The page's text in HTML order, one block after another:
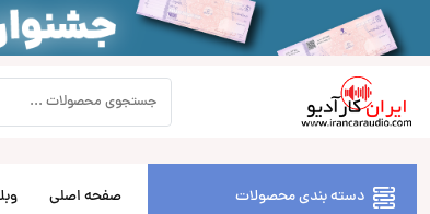
دسته بندی محصولات صفحه اصلی